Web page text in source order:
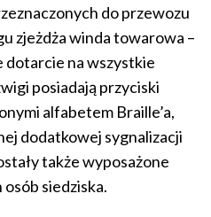
do przewozu
zjeżdża winda towarowa –
dotarcie na wszystkie
posiadają przyciski
alfabetem Braille’a,
dodatkowej sygnalizacji
także wyposażone
siedziska.